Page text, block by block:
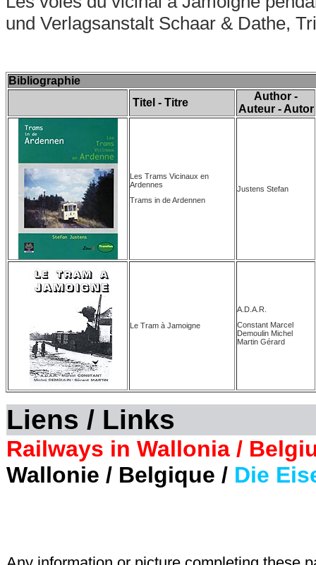
und Verlagsanstalt Schaar & Dathe,
Bibliographie
Titel - Titre
Author -
Auteur - Autor
Les Trams Vicinaux en
Ardennes
Trams in de Ardennen
Justens Stefan
Le Tram à Jamoigne
A.D.A.R.
Constant Marcel
Demoulin Michel
Martin Gérard
Liens / Links
Railways in Wallonia /
Wallonie / Belgique / Die